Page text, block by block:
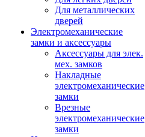
Для металлических
дверей
Электромеханические
замки и аксессуары
Аксессуары для элек.
мех. замков
Накладные
электромеханические
замки
Врезные
электромеханические
замки